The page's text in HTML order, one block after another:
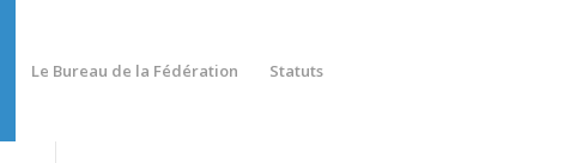
Le Bureau de la Fédération Statuts